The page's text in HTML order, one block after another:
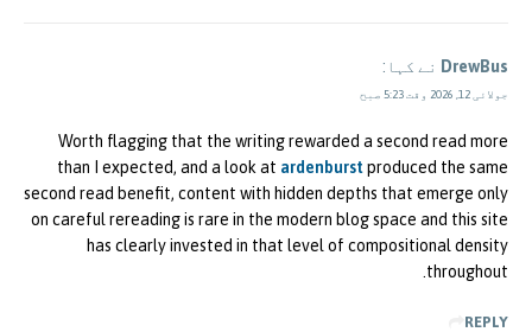
DrewBus نے کہا:
جولائی 12, 2026 وقت 5:23 صبح
Worth flagging that the writing rewarded a second read more
than I expected, and a look at ardenburstproduced the same
second read benefit, content with hidden depths that emerge only
on careful rereading is rare in the modern blog space and this site
has clearly invested in that level of compositional density
throughout.
REPLY